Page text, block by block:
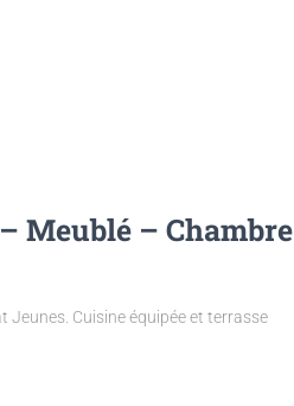
Meublé – Chambre
Jeunes. Cuisine équipée et terrasse